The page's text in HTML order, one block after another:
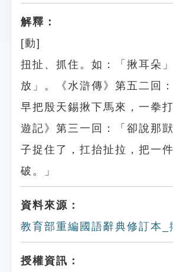
解釋：
[動]
扭扯、抓住。如：「揪耳朵
放」。《水滸傳》第五二回
早把殷天錫揪下馬來，一拳
遊記》第三一回：「卻說那
子捉住了，扛抬扯拉，把一
破。」
資料來源：
教育部重編國語辭典修訂本_
授權資訊：